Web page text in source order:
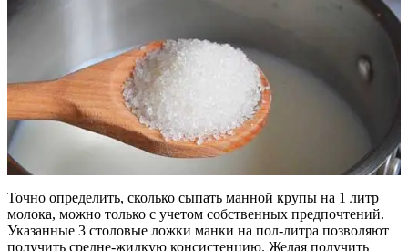
Точно определить, сколько сыпать манной крупы на 1 литр
молока, можно только с учетом собственных предпочтений.
Указанные 3 столовые ложки манки на пол-литра позволяют
получить средне-жидкую консистенцию. Желая получить